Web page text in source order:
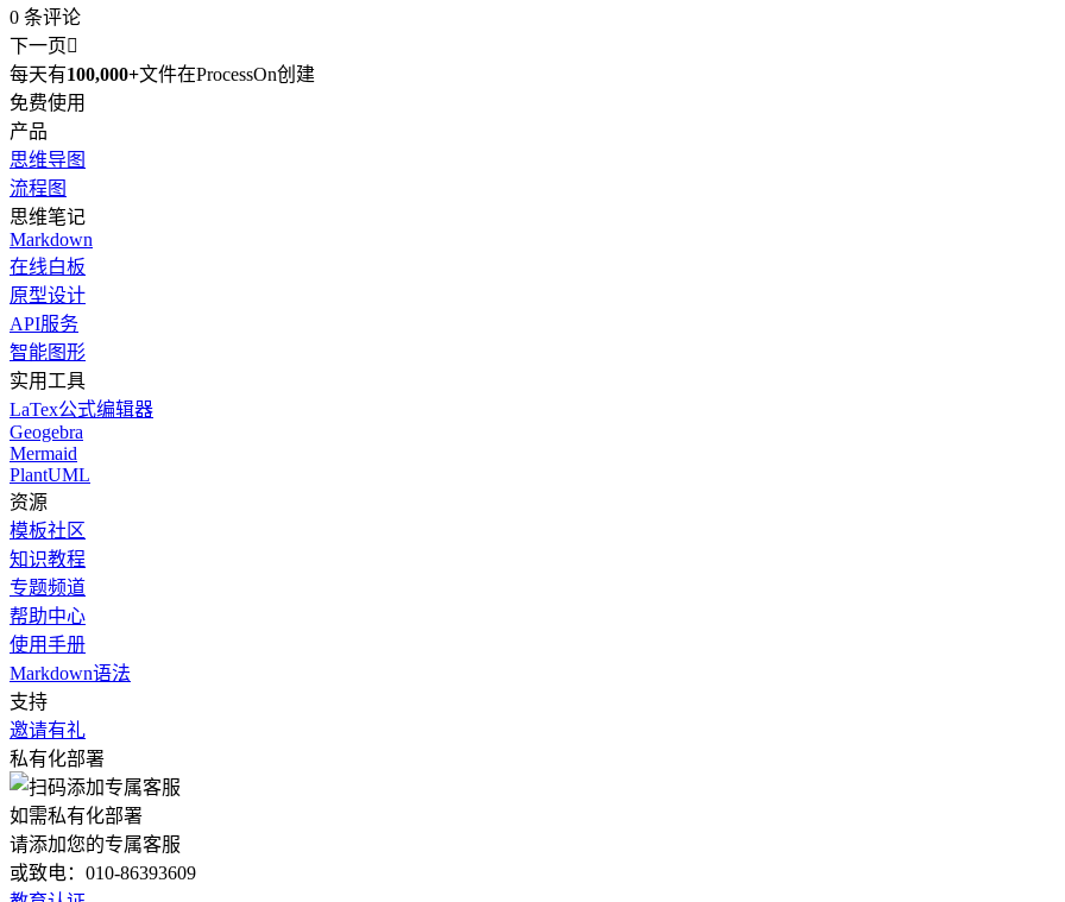
0 条评论
下一页
每天有100,000+文件在ProcessOn创建
免费使用
产品
思维导图
流程图
思维笔记
Markdown
在线白板
原型设计
API服务
智能图形
实用工具
LaTex公式编辑器
Geogebra
Mermaid
PlantUML
资源
模板社区
知识教程
专题频道
帮助中心
使用手册
Markdown语法
支持
邀请有礼
私有化部署
如需私有化部署
请添加您的专属客服
或致电：010-86393609